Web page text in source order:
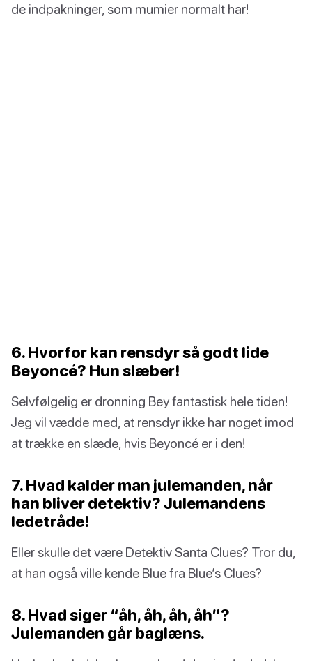
de indpakninger, som mumier normalt har!
6. Hvorfor kan rensdyr så godt lide
Beyoncé? Hun slæber!
Selvfølgelig er dronning Bey fantastisk hele tiden!
Jeg vil vædde med, at rensdyr ikke har noget imod
at trække en slæde, hvis Beyoncé er i den!
7. Hvad kalder man julemanden, når
han bliver detektiv? Julemandens
ledetråde!
Eller skulle det være Detektiv Santa Clues? Tror du,
at han også ville kende Blue fra Blue’s Clues?
8. Hvad siger “åh, åh, åh, åh”?
Julemanden går baglæns.